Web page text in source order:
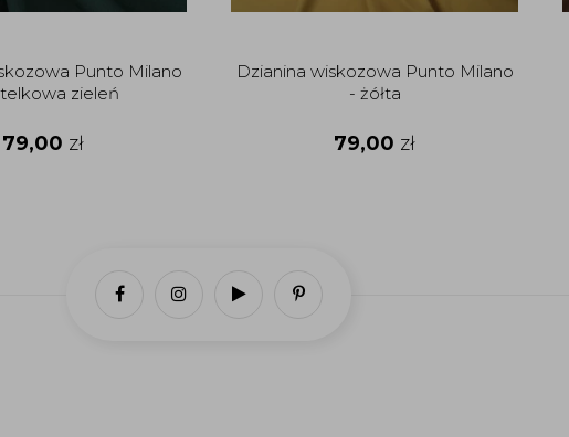
Punto Milano
zieleń
79,00 zł
Dzianina wiskozowa Punto Milano
- żółta
79,00 zł